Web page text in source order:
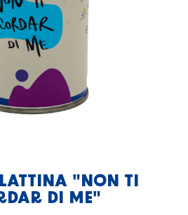
"NON TI
DI ME"